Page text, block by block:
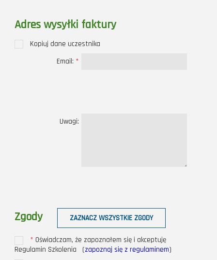
Adres wysyłki faktury
Kopiuj dane uczestnika
Email: *
Uwagi:
Zgody ZAZNACZ WSZYSTKIE ZGODY
* Oświadczam, że zapoznałem się i akceptuję
Regulamin Szkolenia (zapoznaj się z regulaminem)